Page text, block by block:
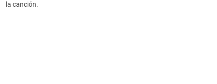
la canción.